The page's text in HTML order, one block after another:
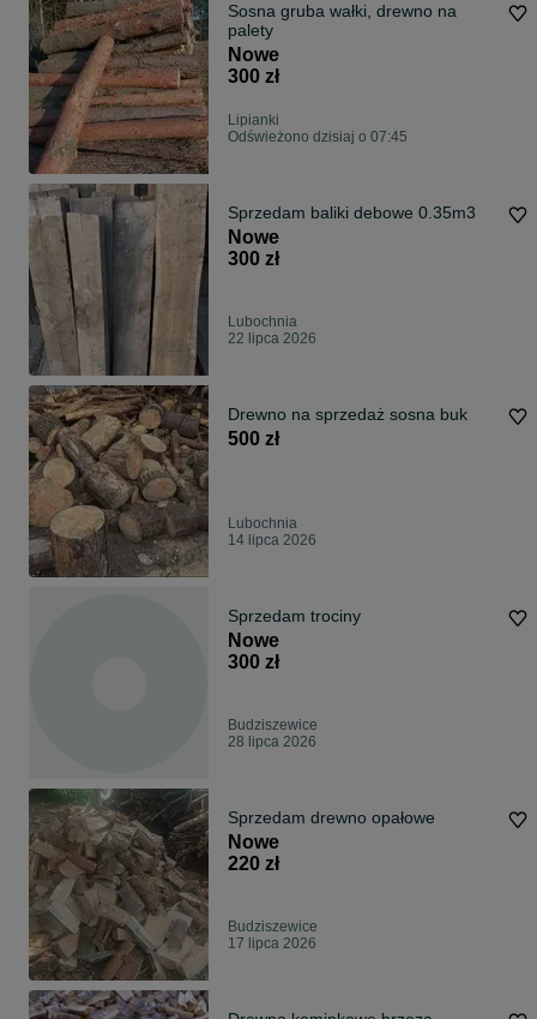
Sosna gruba wałki, drewno na
palety
Nowe
300 zł
Lipianki
Odświeżono dzisiaj o 07:45
Sprzedam baliki debowe 0.35m3
Nowe
300 zł
Lubochnia
22 lipca 2026
Drewno na sprzedaż sosna buk
500 zł
Lubochnia
14 lipca 2026
Sprzedam trociny
Nowe
300 zł
Budziszewice
28 lipca 2026
Sprzedam drewno opałowe
Nowe
220 zł
Budziszewice
17 lipca 2026